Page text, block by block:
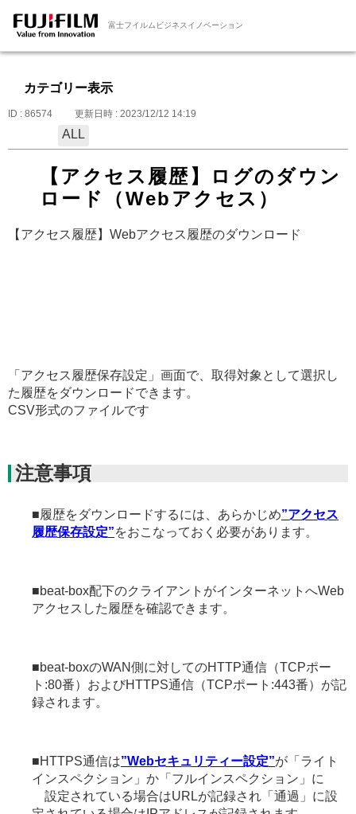
富士フイルムビジネスイノベーション
カテゴリー表示
ID : 86574 更新日時 : 2023/12/12 14:19
ALL
【アクセス履歴】ログのダウン
ロード（Webアクセス）
【アクセス履歴】Webアクセス履歴のダウンロード
「アクセス履歴保存設定」画面で、取得対象として選択し
た履歴をダウンロードできます。
CSV形式のファイルです
注意事項
■履歴をダウンロードするには、あらかじめ”アクセス
履歴保存設定”をおこなっておく必要があります。
■beat-box配下のクライアントがインターネットへWeb
アクセスした履歴を確認できます。
■beat-boxのWAN側に対してのHTTP通信（TCPポー
ト:80番）およびHTTPS通信（TCPポート:443番）が記
録されます。
■HTTPS通信は”Webセキュリティー設定”が「ライト
インスペクション」か「フルインスペクション」に
設定されている場合はURLが記録され「通過」に設